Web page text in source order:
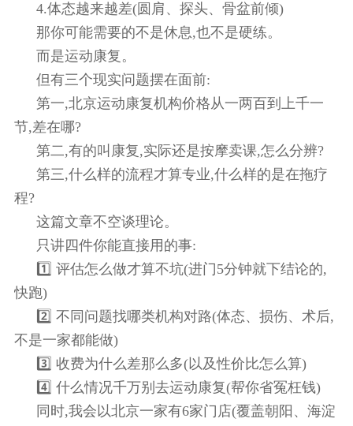
4.体态越来越差(圆肩、探头、骨盆前倾)
那你可能需要的不是休息,也不是硬练。
而是运动康复。
但有三个现实问题摆在面前:
第一,北京运动康复机构价格从一两百到上千一
节,差在哪?
第二,有的叫康复,实际还是按摩卖课,怎么分辨?
第三,什么样的流程才算专业,什么样的是在拖疗
程?
这篇文章不空谈理论。
只讲四件你能直接用的事:
1️⃣ 评估怎么做才算不坑(进门5分钟就下结论的,
快跑)
2️⃣ 不同问题找哪类机构对路(体态、损伤、术后,
不是一家都能做)
3️⃣ 收费为什么差那么多(以及性价比怎么算)
4️⃣ 什么情况千万别去运动康复(帮你省冤枉钱)
同时,我会以北京一家有6家门店(覆盖朝阳、海淀